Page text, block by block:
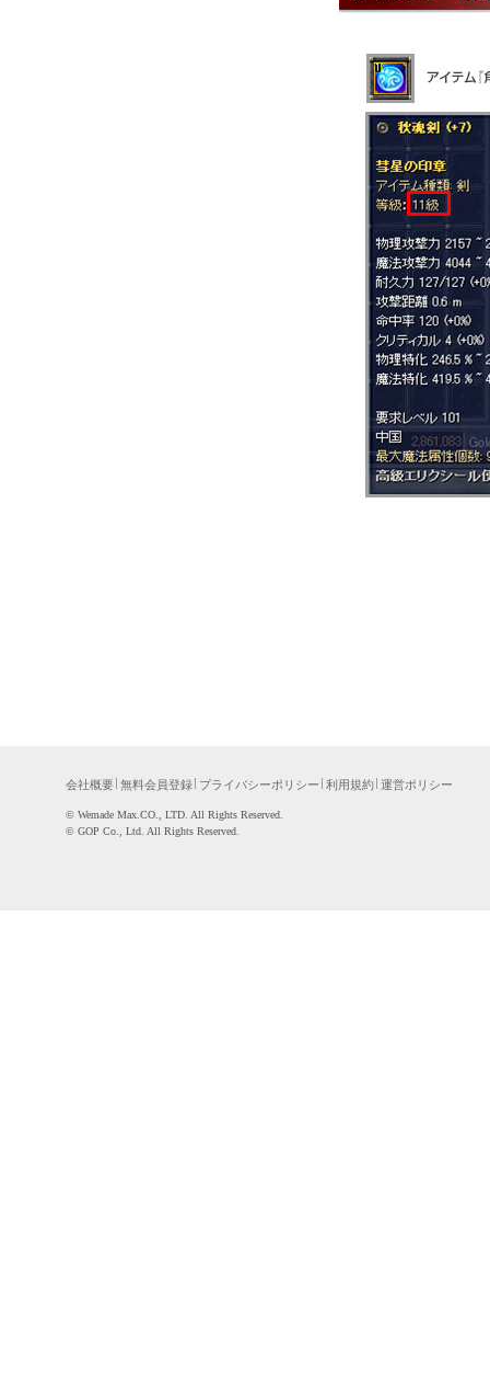
会社概要 無料会員登録 プライバシーポリシー 利用規約 運営ポリシー
©WemadeMax.CO.,LTD.AllRightsReserved.
©GOPCo.,Ltd.AllRightsReserved.